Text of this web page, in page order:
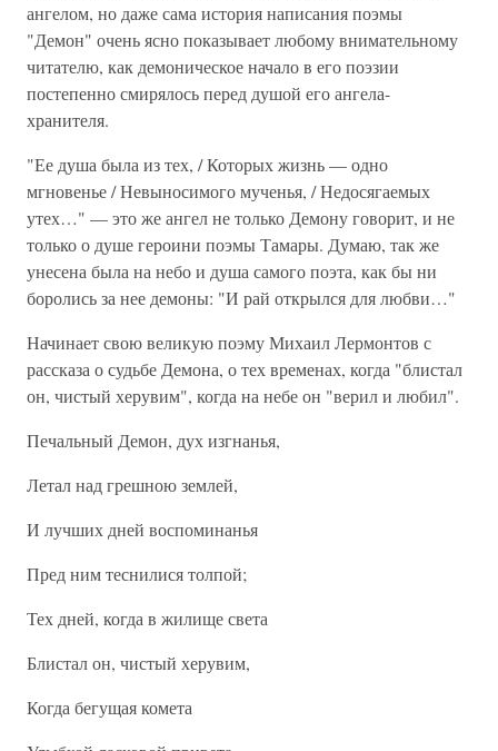
ангелом, но даже сама история написания поэмы
"Демон" очень ясно показывает любому внимательному
читателю, как демоническое начало в его поэзии
постепенно смирялось перед душой его ангела-
хранителя.
"Ее душа была из тех, / Которых жизнь — одно
мгновенье / Невыносимого мученья, / Недосягаемых
утех…" — это же ангел не только Демону говорит, и не
только о душе героини поэмы Тамары. Думаю, так же
унесена была на небо и душа самого поэта, как бы ни
боролись за нее демоны: "И рай открылся для любви…"
Начинает свою великую поэму Михаил Лермонтов с
рассказа о судьбе Демона, о тех временах, когда "блистал
он, чистый херувим", когда на небе он "верил и любил".
Печальный Демон, дух изгнанья,
Летал над грешною землей,
И лучших дней воспоминанья
Пред ним теснилися толпой;
Тех дней, когда в жилище света
Блистал он, чистый херувим,
Когда бегущая комета